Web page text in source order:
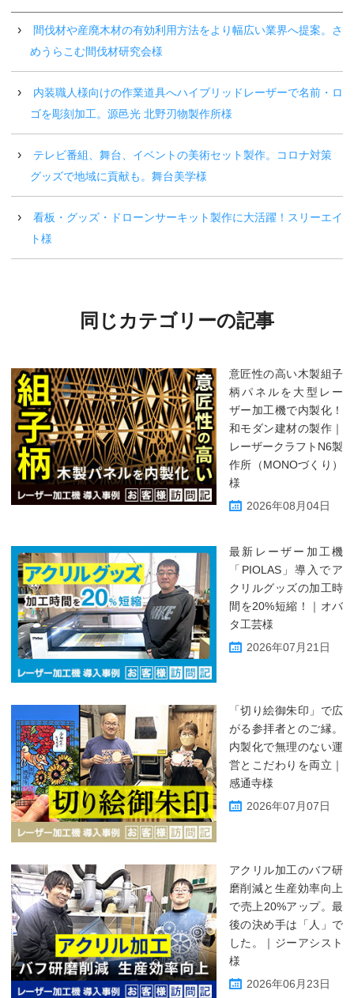
間伐材や産廃木材の有効利用方法をより幅広い業界へ提案。さ
めうらこむ間伐材研究会様
内装職人様向けの作業道具へハイブリッドレーザーで名前・ロ
ゴを彫刻加工。源邑光 北野刃物製作所様
テレビ番組、舞台、イベントの美術セット製作。コロナ対策
グッズで地域に貢献も。舞台美学様
看板・グッズ・ドローンサーキット製作に大活躍！スリーエイ
ト様
同じカテゴリーの記事
意匠性の高い木製組子
柄パネルを大型レー
ザー加工機で内製化！
和モダン建材の製作｜
レーザークラフトN6製
作所（MONOづくり）
様
2026年08月04日
最新レーザー加工機
「PIOLAS」導入でア
クリルグッズの加工時
間を20%短縮！｜オバ
タ工芸様
2026年07月21日
「切り絵御朱印」で広
がる参拝者とのご縁。
内製化で無理のない運
営とこだわりを両立｜
感通寺様
2026年07月07日
アクリル加工のバフ研
磨削減と生産効率向上
で売上20%アップ。最
後の決め手は「人」で
した。｜ジーアシスト
様
2026年06月23日